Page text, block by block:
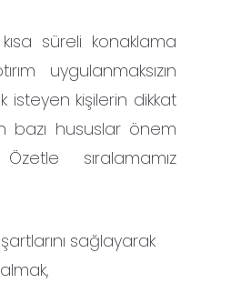
süreli konaklama
uygulanmaksızın
isteyen kişilerin dikkat
bazı hususlar önem
sıralamamız
sağlayarak